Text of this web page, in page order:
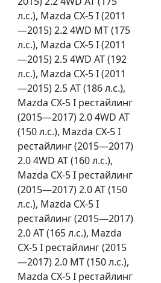
л.с.), Mazda CX-5 I (2011
—2015) 2.2 4WD MT (175
л.с.), Mazda CX-5 I (2011
—2015) 2.5 4WD AT (192
л.с.), Mazda CX-5 I (2011
—2015) 2.5 AT (186 л.с.),
Mazda CX-5 I рестайлинг
(2015—2017) 2.0 4WD AT
(150 л.с.), Mazda CX-5 I
рестайлинг (2015—2017)
2.0 4WD AT (160 л.с.),
Mazda CX-5 I рестайлинг
(2015—2017) 2.0 AT (150
л.с.), Mazda CX-5 I
рестайлинг (2015—2017)
2.0 AT (165 л.с.), Mazda
CX-5 I рестайлинг (2015
—2017) 2.0 MT (150 л.с.),
Mazda CX-5 I рестайлинг